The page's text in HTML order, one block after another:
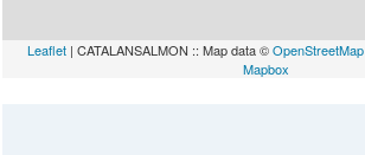
Leaflet | CATALANSALMON :: Map data ©OpenStreetMap
Mapbox